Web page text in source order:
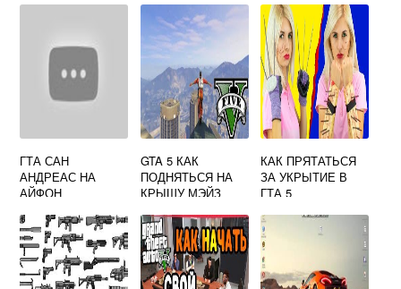
ГТА САН
АНДРЕАС НА
АЙФОН
GTA 5 КАК
ПОДНЯТЬСЯ НА
КРЫШУ МЭЙЗ
КАК ПРЯТАТЬСЯ
ЗА УКРЫТИЕ В
ГТА 5